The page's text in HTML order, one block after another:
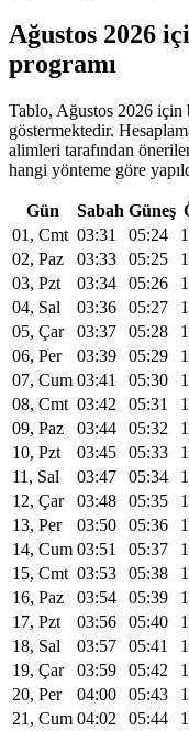
Ağustos 2026
programı
Tablo, Ağustos 2026 için
göstermektedir.
alimleri tarafından
hangi yönteme göre
Gün Sabah Güneş
01, Cmt 03:31 05:24
02, Paz
03:33 05:25
03, Pzt
03:34 05:26
04, Sal
03:36 05:27
05, Çar
03:37 05:28
06, Per
03:39 05:29
07, Cum 03:41 05:30
08, Cmt 03:42 05:31
09, Paz
03:44 05:32
10, Pzt
03:45 05:33
11, Sal
03:47 05:34
12, Çar
03:48 05:35
13, Per
03:50 05:36
14, Cum 03:51 05:37
15, Cmt 03:53 05:38
16, Paz
03:54 05:39
17, Pzt
03:56 05:40
18, Sal
03:57 05:41
19, Çar
03:59 05:42
20, Per
04:00 05:43
21, Cum 04:02 05:44